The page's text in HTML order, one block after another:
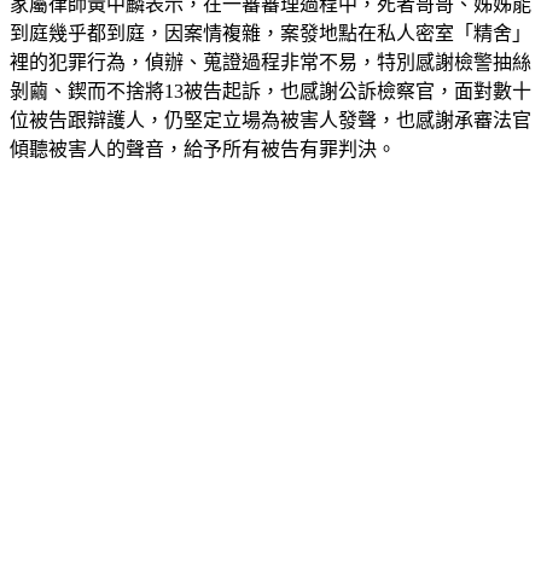
家屬律師黃中麟表示，在一審審理過程中，死者哥哥、姊姊能
到庭幾乎都到庭，因案情複雜，案發地點在私人密室「精舍」
裡的犯罪行為，偵辦、蒐證過程非常不易，特別感謝檢警抽絲
剝繭、鍥而不捨將13被告起訴，也感謝公訴檢察官，面對數十
位被告跟辯護人，仍堅定立場為被害人發聲，也感謝承審法官